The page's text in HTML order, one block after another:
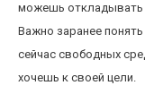
можешь откладывать
Важно заранее понять
сейчас свободных
хочешь к своей цели.